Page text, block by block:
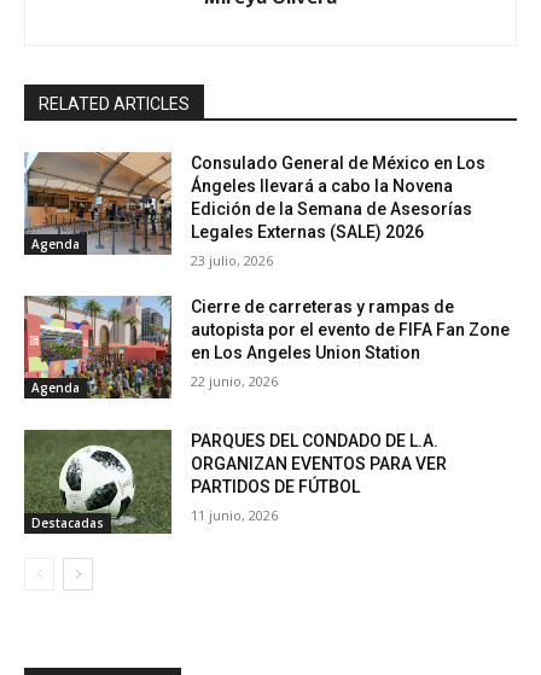
RELATED ARTICLES
Agenda
Consulado General de México en Los
Ángeles llevará a cabo la Novena
Edición de la Semana de Asesorías
Legales Externas (SALE) 2026
23 julio, 2026
Agenda
Cierre de carreteras y rampas de
autopista por el evento de FIFA Fan Zone
en Los Angeles Union Station
22 junio, 2026
Destacadas
PARQUES DEL CONDADO DE L.A.
ORGANIZAN EVENTOS PARA VER
PARTIDOS DE FÚTBOL
11 junio, 2026